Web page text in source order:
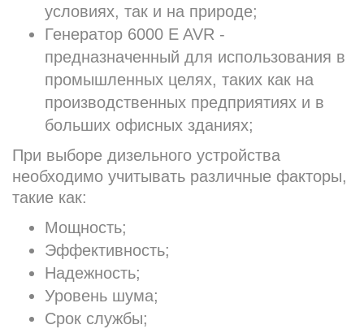
условиях, так и на природе;
Генератор 6000 E AVR -
предназначенный для использования в
промышленных целях, таких как на
производственных предприятиях и в
больших офисных зданиях;
При выборе дизельного устройства
необходимо учитывать различные факторы,
такие как:
Мощность;
Эффективность;
Надежность;
Уровень шума;
Срок службы;